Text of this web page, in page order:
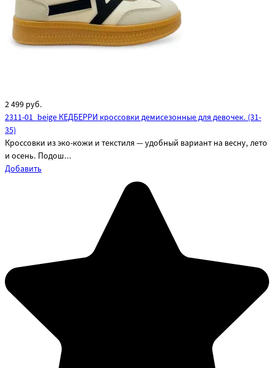
2 499 руб.
2311-01_beige КЕДБЕРРИ кроссовки демисезонные для девочек. (31-
35)
Кроссовки из эко-кожи и текстиля — удобный вариант на весну, лето
и осень. Подош...
Добавить